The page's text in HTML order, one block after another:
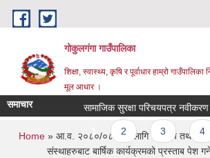
Skip to main content
गोकुलगंगा गाउँपालिका
शिक्षा, स्वास्थ्य, कृषि र पूर्वाधार हाम्रो गाउँपालिका
मूल आधार ।
समाचार सामाजिक सुरक्षा परिचयपत्र नवीकरण
Pages
You are here
Home» आ.व. २०८०/०८१ को लागि राष्ट्रिय तथा
संस्थाहरुबाट बार्षिक कार्यक्रमको प्रस्ताब पेश